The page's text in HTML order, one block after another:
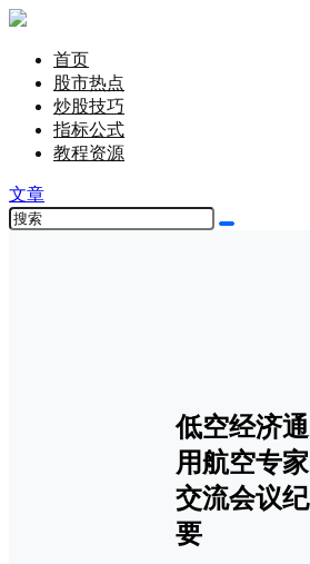
首页
股市热点
炒股技巧
指标公式
教程资源
文章
低空经济通
用航空专家
交流会议纪
要